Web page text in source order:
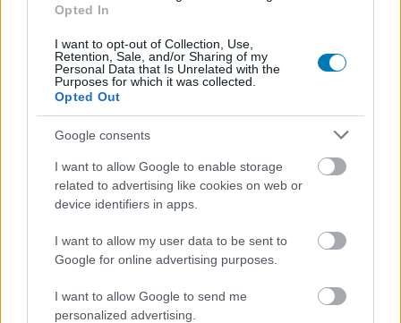
Opted In
I want to opt-out of Collection, Use,
Retention, Sale, and/or Sharing of my
Personal Data that Is Unrelated with the
Purposes for which it was collected.
Opted Out
Google consents
I want to allow Google to enable storage
related to advertising like cookies on web or
device identifiers in apps.
I want to allow my user data to be sent to
Google for online advertising purposes.
I want to allow Google to send me
personalized advertising.
MIPTV 2015 - itt születnek a legfontosabb televíziós
döntések
| 2015.04.20 20:00
A világ legnagyobb televíziós rendezvénye, a MIPTV most is